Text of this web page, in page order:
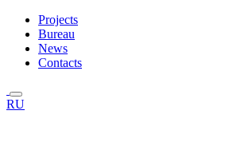
Projects
Bureau
News
Contacts
RU